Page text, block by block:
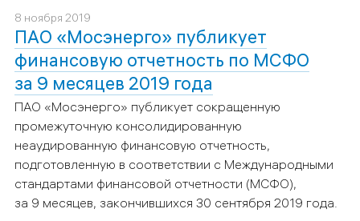
8 ноября 2019
ПАО «Мосэнерго» публикует
финансовую отчетность по МСФО
за 9 месяцев 2019 года
ПАО «Мосэнерго» публикует сокращенную
промежуточную консолидированную
неаудированную финансовую отчетность,
подготовленную в соответствии с Международными
стандартами финансовой отчетности (МСФО),
за 9 месяцев, закончившихся 30 сентября 2019 года.